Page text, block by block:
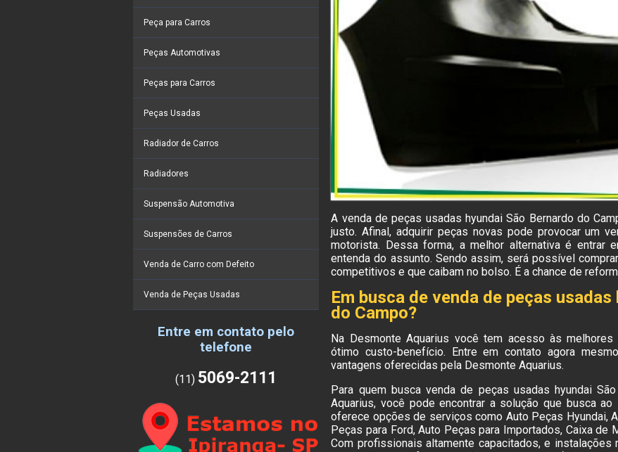
Peça para Carros
Peças Automotivas
Peças para Carros
Peças Usadas
Radiador de Carros
Radiadores
Suspensão Automotiva
Suspensões de Carros
Venda de Carro com Defeito
Venda de Peças Usadas
Entre em contato pelo
telefone
(11) 5069-2111
A venda de peças usadas hyundai São Bernardo do
justo. Afinal, adquirir peças novas pode provocar um
motorista. Dessa forma, a melhor alternativa é entrar
entenda do assunto. Sendo assim, será possível
competitivos e que caibam no bolso. É a chance de
Em busca de venda de peças
do Campo?
Na Desmonte Aquarius você tem acesso às
ótimo custo-benefício. Entre em contato agora
vantagens oferecidas pela Desmonte Aquarius.
Para quem busca venda de peças usadas hyundai
Aquarius, você pode encontrar a solução que busca
oferece opções de serviços como Auto Peças Hyundai,
Peças para Ford, Auto Peças para Importados, Caixa de
Com profissionais altamente capacitados, e instalações